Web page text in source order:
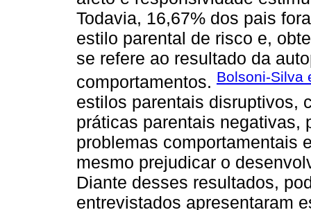
Todavia, 16,67% dos pais
estilo parental de risco e,
se refere ao resultado da
comportamentos. Bolsoni-Silva
estilos parentais disruptivos,
práticas parentais negativas,
problemas comportamentais
mesmo prejudicar o
Diante desses resultados,
entrevistados apresentaram